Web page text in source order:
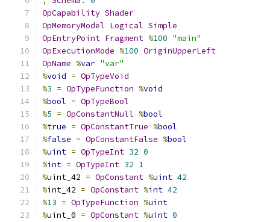
OpCapability Shader
OpMemoryModel Logical Simple
OpEntryPoint Fragment %100 "main"
OpExecutionMode %100 OriginUpperLeft
OpName %var "var"
%void = OpTypeVoid
%3 = OpTypeFunction %void
%bool = OpTypeBool
%5 = OpConstantNull %bool
%true = OpConstantTrue %bool
%false = OpConstantFalse %bool
%uint = OpTypeInt 32 0
%int = OpTypeInt 32 1
%uint_42 = OpConstant %uint 42
%int_42 = OpConstant %int 42
%13 = OpTypeFunction %uint
%uint_0 = OpConstant %uint 0